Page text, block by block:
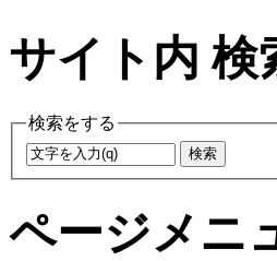
サイト内 検
検索をする
ページメニ